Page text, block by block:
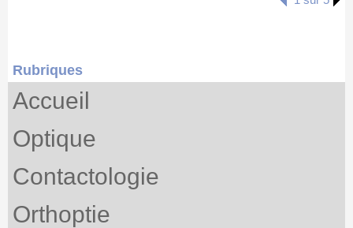
Rubriques
Accueil
Optique
Contactologie
Orthoptie